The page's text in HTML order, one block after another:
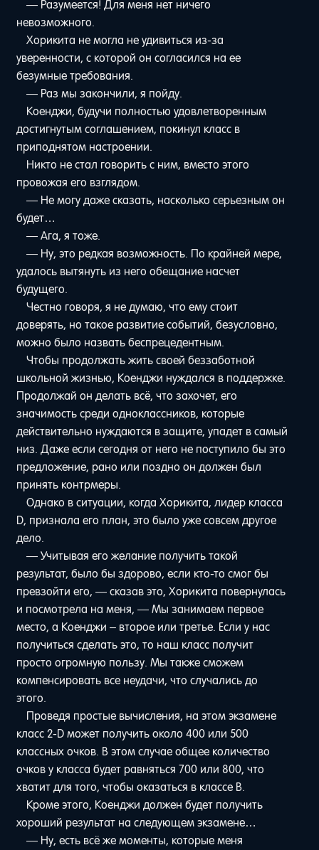
— Разумеется! Для меня нет ничего
невозможного.
Хорикита не могла не удивиться из-за
уверенности, с которой он согласился на ее
безумные требования.
— Раз мы закончили, я пойду.
Коенджи, будучи полностью удовлетворенным
достигнутым соглашением, покинул класс в
приподнятом настроении.
Никто не стал говорить с ним, вместо этого
провожая его взглядом.
— Не могу даже сказать, насколько серьезным он
будет…
— Ага, я тоже.
— Ну, это редкая возможность. По крайней мере,
удалось вытянуть из него обещание насчет
будущего.
Честно говоря, я не думаю, что ему стоит
доверять, но такое развитие событий, безусловно,
можно было назвать беспрецедентным.
Чтобы продолжать жить своей беззаботной
школьной жизнью, Коенджи нуждался в поддержке.
Продолжай он делать всё, что захочет, его
значимость среди одноклассников, которые
действительно нуждаются в защите, упадет в самый
низ. Даже если сегодня от него не поступило бы это
предложение, рано или поздно он должен был
принять контрмеры.
Однако в ситуации, когда Хорикита, лидер класса
D, признала его план, это было уже совсем другое
дело.
— Учитывая его желание получить такой
результат, было бы здорово, если кто-то смог бы
превзойти его, — сказав это, Хорикита повернулась
и посмотрела на меня, — Мы занимаем первое
место, а Коенджи – второе или третье. Если у нас
получиться сделать это, то наш класс получит
просто огромную пользу. Мы также сможем
компенсировать все неудачи, что случались до
этого.
Проведя простые вычисления, на этом экзамене
класс 2-D может получить около 400 или 500
классных очков. В этом случае общее количество
очков у класса будет равняться 700 или 800, что
хватит для того, чтобы оказаться в классе B.
Кроме этого, Коенджи должен будет получить
хороший результат на следующем экзамене…
— Ну, есть всё же моменты, которые меня